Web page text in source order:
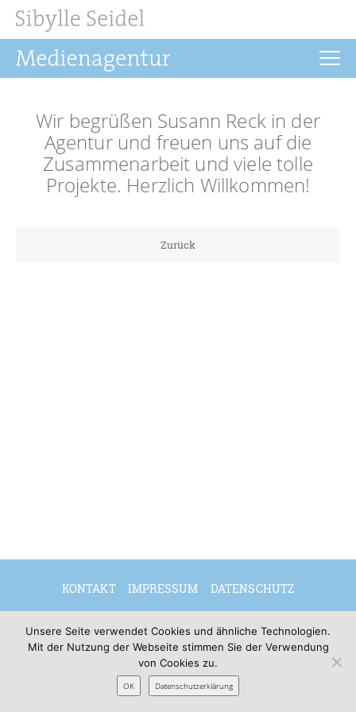
Aktuelles
Drehbuch
Regie
Wir begrüßen Susann Reck in der
Agentur und freuen uns auf die
Zusammenarbeit und viele tolle
Projekte. Herzlich Willkommen!
Zurück
© 2026 Sibylle Seidel
KONTAKT IMPRESSUM DATENSCHUTZ
DEUTSCH
Unsere Seite verwendet Cookies und ähnliche Technologien.
Mit der Nutzung der Webseite stimmen Sie der Verwendung
von Cookies zu.
OK Datenschutzerklärung